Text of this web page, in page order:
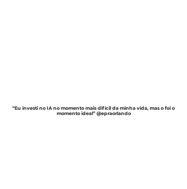
“Eu investi no IA no momento mais difícil da minha vida, mas o foi o
momento ideal” @epraorlando